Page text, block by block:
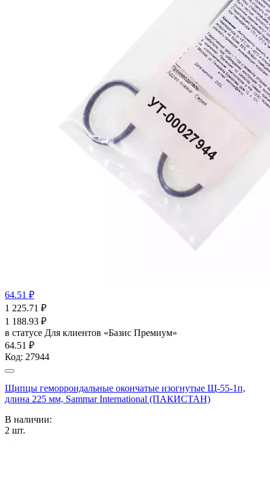
64.51 ₽
1 225.71 ₽
1 188.93 ₽
в статусе Для клиентов «Базис Премиум»
64.51 ₽
Код: 27944
Щипцы геморроидальные окончатые изогнутые Щ-55-1п,
длина 225 мм, Sammar International (ПАКИСТАН)
В наличии:
2 шт.